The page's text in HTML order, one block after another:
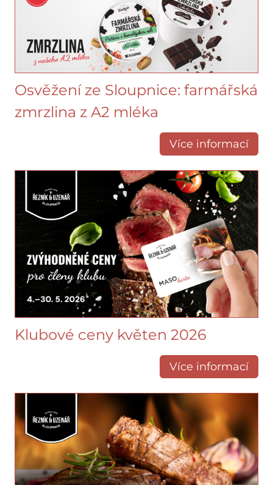
Osvěžení ze Sloupnice: farmářská
zmrzlina z A2 mléka
Více informací
Klubové ceny květen 2026
Více informací